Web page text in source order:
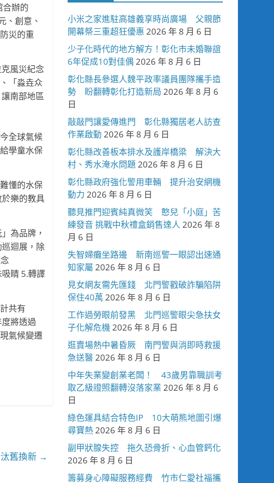
合辦的
、創意、
災的重
風災紀念
「淼垚众
南部地區
全球氣候
學童水保
懂的水保
樂的教具
為品牌，
迴展，除
睛 5.轉譯
共有
將透過
氣候變遷
舊換新 →
小米之家進駐高雄義享時尚廣場 父親節
開幕祭三重超狂優惠 2026 年 8 月 6 日
少子化時代的地方解方！彰化市未婚聯誼
6年促成10對佳偶 2026 年 8 月 6 日
彰化縣長參選人魏平政率議員團隊攜手造
勢 盼翻轉彰化打造新局 2026 年 8 月 6
日
敲敲門讓愛傳進門 彰化縣獨居老人訪查
作業啟動 2026 年 8 月 6 日
彰化縣改善板本排水及護岸橋梁 解決大
村、秀水淹水問題 2026 年 8 月 6 日
彰化縣政府強化警用車輛 提升治安網機
動力 2026 年 8 月 6 日
聽見推門迎賓純真微笑 憨兒「小庭」苦
練發音 挑戰中秋禮盒銷售達人 2026 年 8
月 6 日
失智婦癱坐路邊 新南巡警一眼認出速通
知家屬 2026 年 8 月 6 日
見女網友需先匯錢 北門警戳破詐騙陷阱
保住40萬 2026 年 8 月 6 日
工作過勞眼前發黑 北門巡警眼尖急扶女
子化解危機2026 年 8 月 6 日
逛賣場熱中暑昏厥 南門警與消即時救援
急送醫2026 年 8 月 6 日
中年失業變創業老闆！ 43歲男靠職訓考
取乙級證照翻轉沒落家業 2026 年 8 月 6
日
綠色運具結合特色IP 10大萌熊地圖引爆
尋寶熱2026 年 8 月 6 日
副甲狀腺失控 拖久恐骨折、心血管鈣化
2026 年 8 月 6 日
籌募身心障礙服務經費 竹市仁愛社福攜